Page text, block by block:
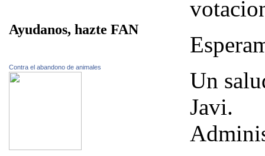
Ayudanos, hazte FAN
Contra el abandono de animales
Un
Javi.